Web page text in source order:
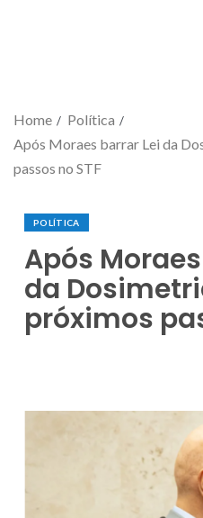
Home
Política
Após Moraes barrar Lei da
passos no STF
POLÍTICA
Após
da
próximos